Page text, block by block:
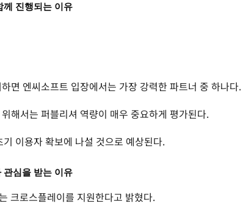
께 진행되는 이유
면 엔씨소프트 입장에서는 가장 강력한 파트너 중 하나다.
해서는 퍼블리셔 역량이 매우 중요하게 평가된다.
이용자 확보에 나설 것으로 예상된다.
관심을 받는 이유
크로스플레이를 지원한다고 밝혔다.